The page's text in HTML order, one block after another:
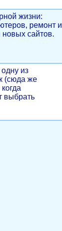
жизни:
ремонт и
сайтов.
из
(сюда же
выбрать